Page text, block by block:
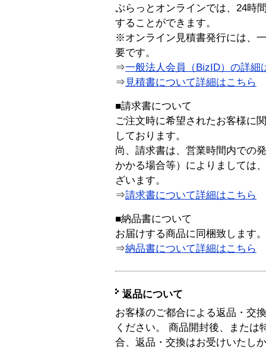
ぷらっとオンラインでは、24時
することができます。
※オンライン見積書発行には、
要です。
⇒一般法人会員（BizID）の詳細
⇒ 見積書について詳細はこちら
■請求書について
ご注文時に希望されたお客様に
しております。
尚、請求書は、営業時間内での
かかる場合等）によりましては
ざいます。
⇒請求書について詳細はこちら
■納品書について
お届けする商品に同梱致します。
⇒納品書について詳細はこちら
返品について
お客様のご都合による返品・交
ください。 商品開封後、または
合、返品・交換はお受けいたし